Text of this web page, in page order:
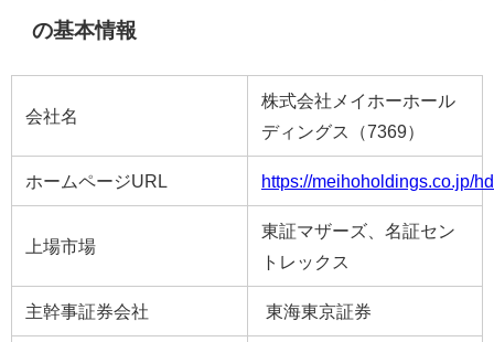
の基本情報
会社名
株式会社メイホーホール
ディングス（7369）
ホームページURL https://meihoholdings.co.jp/
上場市場
東証マザーズ、名証セン
トレックス
主幹事証券会社 東海東京証券